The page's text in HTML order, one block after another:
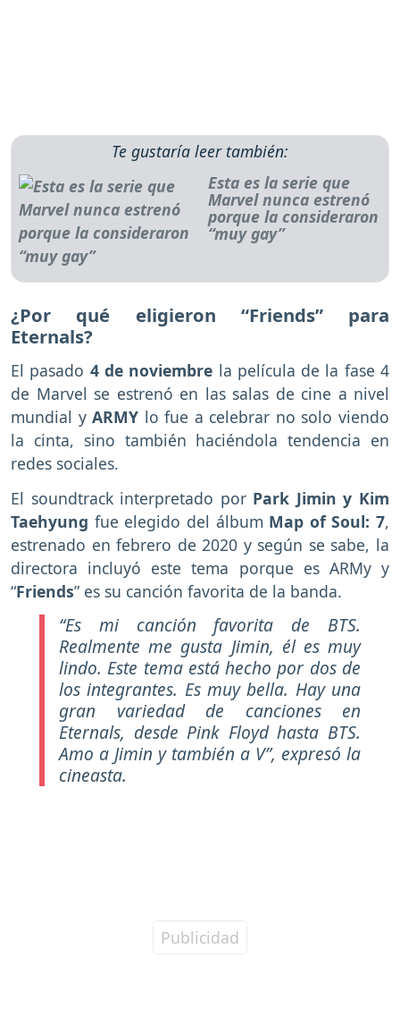
Te gustaría leer también:
Esta es la serie que
Marvel nunca estrenó
porque la consideraron
“muy gay”
¿Por qué eligieron “Friends” para
Eternals?
El pasado 4 de noviembre la película de la fase 4
de Marvel se estrenó en las salas de cine a nivel
mundial yARMY lo fue a celebrar no solo viendo
la cinta, sino también haciéndola tendencia en
redes sociales.
El soundtrack interpretado por Park Jimin y Kim
Taehyung fue elegido del álbum Map of Soul: 7,
estrenado en febrero de 2020 y según se sabe, la
directora incluyó este tema porque es ARMy y
“Friends” es su canción favorita de la banda.
“Es mi canción favorita de BTS.
Realmente me gusta Jimin, él es muy
lindo. Este tema está hecho por dos de
los integrantes. Es muy bella. Hay una
gran variedad de canciones en
Eternals, desde Pink Floyd hasta BTS.
Amo a Jimin y también a V”, expresó la
cineasta.